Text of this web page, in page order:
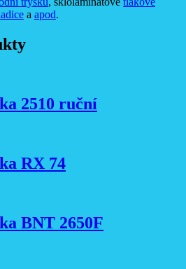
a apod.
2510 ruční
RX 74
BNT 2650F